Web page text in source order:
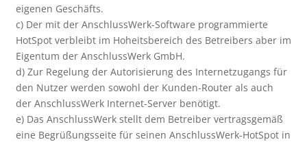
eigenen Geschäfts.
c) Der mit der AnschlussWerk-Software programmierte
HotSpot verbleibt im Hoheitsbereich des Betreibers aber im
Eigentum der AnschlussWerk GmbH.
d) Zur Regelung der Autorisierung des Internetzugangs für
den Nutzer werden sowohl der Kunden-Router als auch
der AnschlussWerk Internet-Server benötigt.
e) Das AnschlussWerk stellt dem Betreiber vertragsgemäß
eine Begrüßungsseite für seinen AnschlussWerk-HotSpot in